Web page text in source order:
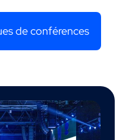
de conférences